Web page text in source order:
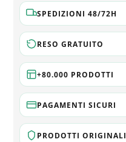
SPEDIZIONI 48/72H
RESO GRATUITO
+80.000 PRODOTTI
PAGAMENTI SICURI
PRODOTTI ORIGINALI